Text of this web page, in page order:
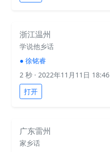
浙江温州
学说他乡话
● 徐铭睿
2 秒 · 2022年11月11日 18:46
打开
广东雷州
家乡话